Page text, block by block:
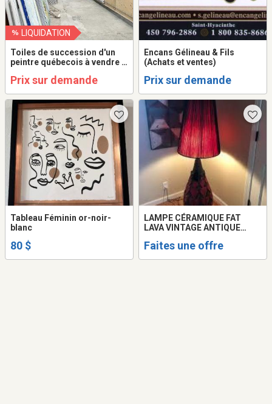
LIQUIDATION
Toiles de succession d'un
peintre québecois à vendre à
Prix sur demande
Encans Gélineau & Fils
(Achats et ventes)
Prix sur demande
Tableau Féminin or-noir-
blanc
80 $
LAMPE CÉRAMIQUE FAT
LAVA VINTAGE ANTIQUE
Faites une offre